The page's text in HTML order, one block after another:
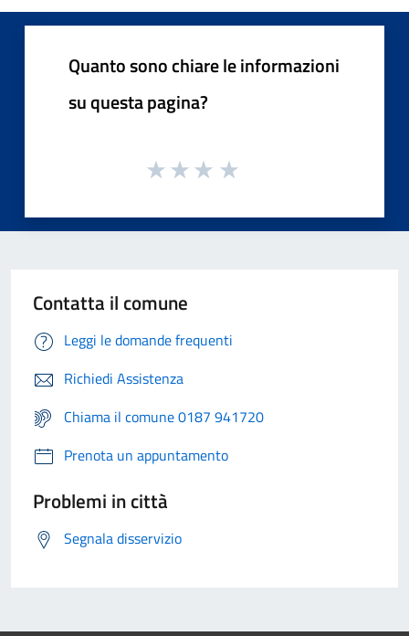
Quanto sono chiare le informazioni
su questa pagina?
Contatta il comune
Leggi le domande frequenti
Richiedi Assistenza
Chiama il comune 0187 941720
Prenota un appuntamento
Problemi in città
Segnala disservizio